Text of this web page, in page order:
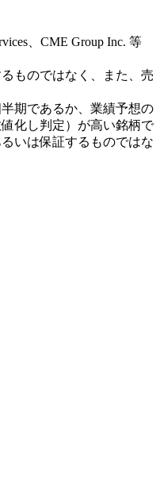
、CME Group Inc. 等
ものではなく、また、売
期であるか、業績予想の
化し判定）が高い銘柄で
いは保証するものではな